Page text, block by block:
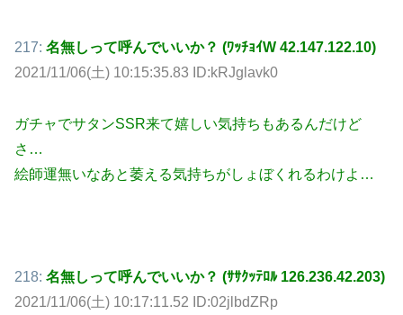
217: 名無しって呼んでいいか？ (ﾜｯﾁｮｲW 42.147.122.10)
2021/11/06(土) 10:15:35.83 ID:kRJglavk0
ガチャでサタンSSR来て嬉しい気持ちもあるんだけど
さ…
絵師運無いなあと萎える気持ちがしょぼくれるわけよ…
218: 名無しって呼んでいいか？ (ｻｻｸｯﾃﾛﾙ 126.236.42.203)
2021/11/06(土) 10:17:11.52 ID:02jlbdZRp